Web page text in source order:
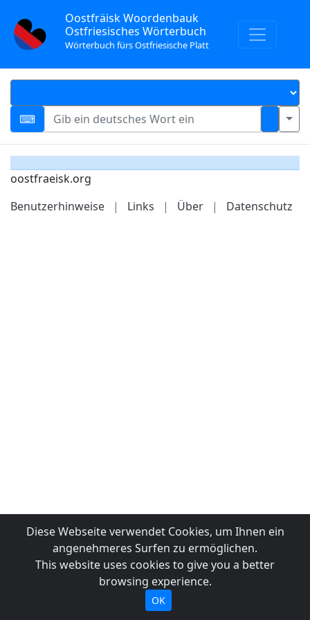
Oostfräisk Woordenbauk
Ostfriesisches Wörterbuch
Wörterbuch fürs Ostfriesische Platt
oostfraeisk.org
Benutzerhinweise
| Links | Über | Datenschutz
Diese Webseite verwendet Cookies, um Ihnen ein
angenehmeres Surfen zu ermöglichen.
This website uses cookies to give you a better
browsing experience.
OK